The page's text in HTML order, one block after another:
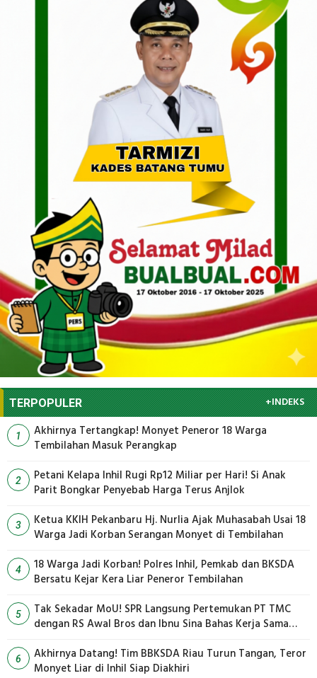
TERPOPULER +INDEKS
1
Akhirnya Tertangkap! Monyet Peneror 18 Warga
Tembilahan Masuk Perangkap
2
Petani Kelapa Inhil Rugi Rp12 Miliar per Hari! Si Anak
Parit Bongkar Penyebab Harga Terus Anjlok
3
Ketua KKIH Pekanbaru Hj. Nurlia Ajak Muhasabah Usai 18
Warga Jadi Korban Serangan Monyet di Tembilahan
4
18 Warga Jadi Korban! Polres Inhil, Pemkab dan BKSDA
Bersatu Kejar Kera Liar Peneror Tembilahan
5
Tak Sekadar MoU! SPR Langsung Pertemukan PT TMC
dengan RS Awal Bros dan Ibnu Sina Bahas Kerja Sama
6
Akhirnya Datang! Tim BBKSDA Riau Turun Tangan, Teror
Monyet Liar di Inhil Siap Diakhiri